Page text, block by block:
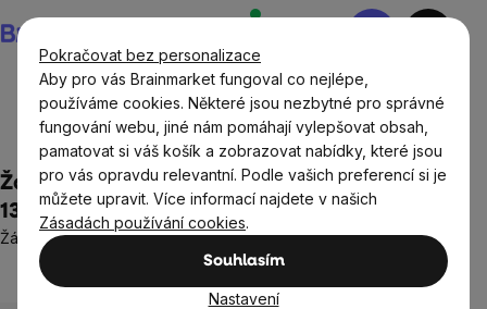
Pokračovat bez personalizace
Aby pro vás Brainmarket fungoval co nejlépe,
používáme cookies. Některé jsou nezbytné pro správné
fungování webu, jiné nám pomáhají vylepšovat obsah,
pamatovat si váš košík a zobrazovat nabídky, které jsou
pro vás opravdu relevantní. Podle vašich preferencí si je
můžete upravit. Více informací najdete v našich
Zásadách používání cookies.
Souhlasím
Nastavení
na
obsah
Nákupní
Domov Osvětlení
Žárovka BrainLight 4steps Bulb, E27, 7 W,
1300 - 4000 K, 4 typy světla
Žárovka s nastavitelnými čtyřmi druhy světla
Průměrné